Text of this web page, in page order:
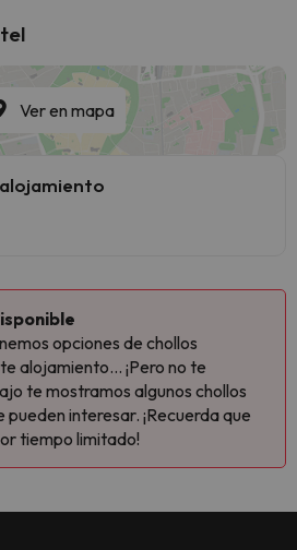
Ver en mapa
opciones de chollos
alojamiento... ¡Pero no te
te mostramos algunos chollos
interesar. ¡Recuerda que
tiempo limitado!